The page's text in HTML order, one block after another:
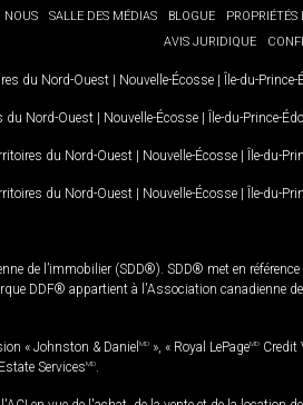
NOUS SALLE DES MÉDIAS BLOGUE PROPRIÉTÉS
AVIS JURIDIQUE
du Nord-Ouest Nouvelle-Écosse Île-du-
du Nord-Ouest Nouvelle-Écosse Île-du-Prince-
du Nord-Ouest Nouvelle-Écosse Île-du-
du Nord-Ouest Nouvelle-Écosse Île-du-
de l’immobilier (SDD®). SDD® met en
DDF® appartient à l'Association canadienne
« Johnston & Daniel MD », « Royal LePageMD Credit
ServicesMD.